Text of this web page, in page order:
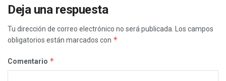
Deja una respuesta
Tu dirección de correo electrónico no será publicada.
Los campos
obligatorios están marcados con *
Comentario *